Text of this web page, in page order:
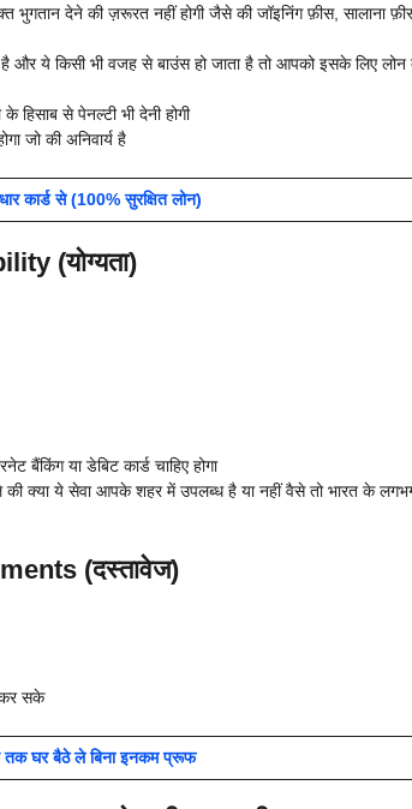
भुगतान देने की ज़रूरत नहीं होगी जैसे की जॉइनिंग फ़ीस, सालाना
ये किसी भी वजह से बाउंस हो जाता है तो आपको इसके लिए लोन
से पेनल्टी भी देनी होगी
जो की अनिवार्य है
कार्ड से (100% सुरक्षित लोन)
(योग्यता)
या डेबिट कार्ड चाहिए होगा
क्या ये सेवा आपके शहर में उपलब्ध है या नहीं वैसे तो भारत के
(दस्तावेज)
कर सके
तक घर बैठे ले बिना इनकम प्रूफ